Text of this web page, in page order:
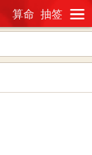
算命 抽签